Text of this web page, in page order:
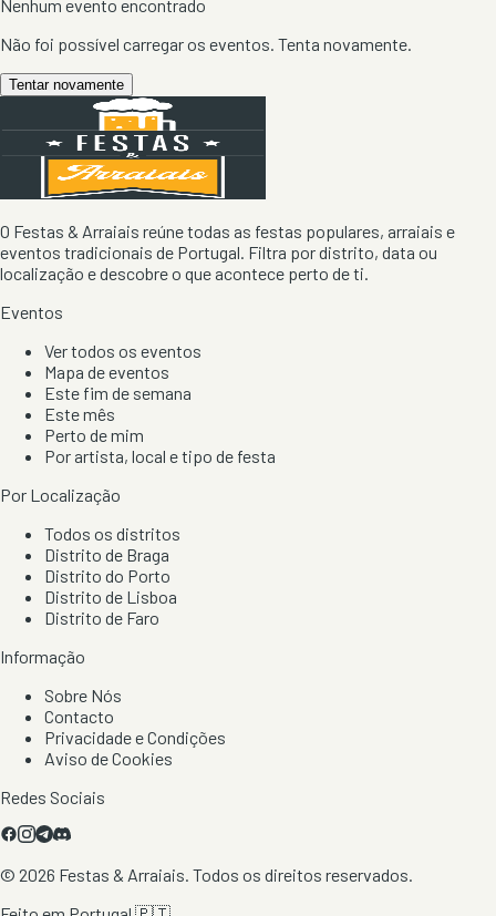
Nenhum evento encontrado
Não foi possível carregar os eventos. Tenta novamente.
Tentar novamente
O Festas & Arraiais reúne todas as festas populares, arraiais e
eventos tradicionais de Portugal. Filtra por distrito, data ou
localização e descobre o que acontece perto de ti.
Eventos
Ver todos os eventos
Mapa de eventos
Este fim de semana
Este mês
Perto de mim
Por artista, local e tipo de festa
Por Localização
Todos os distritos
Distrito de Braga
Distrito do Porto
Distrito de Lisboa
Distrito de Faro
Informação
Sobre Nós
Contacto
Privacidade e Condições
Aviso de Cookies
Redes Sociais
© 2026 Festas & Arraiais. Todos os direitos reservados.